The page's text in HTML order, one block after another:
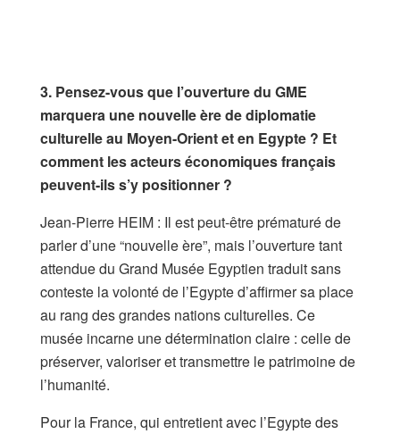
3. Pensez-vous que l’ouverture du GME
marquera une nouvelle ère de diplomatie
culturelle au Moyen-Orient et en Egypte ? Et
comment les acteurs économiques français
peuvent-ils s’y positionner ?
Jean-Pierre HEIM : Il est peut-être prématuré de
parler d’une “nouvelle ère”, mais l’ouverture tant
attendue du Grand Musée Egyptien traduit sans
conteste la volonté de l’Egypte d’affirmer sa place
au rang des grandes nations culturelles. Ce
musée incarne une détermination claire : celle de
préserver, valoriser et transmettre le patrimoine de
l’humanité.
Pour la France, qui entretient avec l’Egypte des